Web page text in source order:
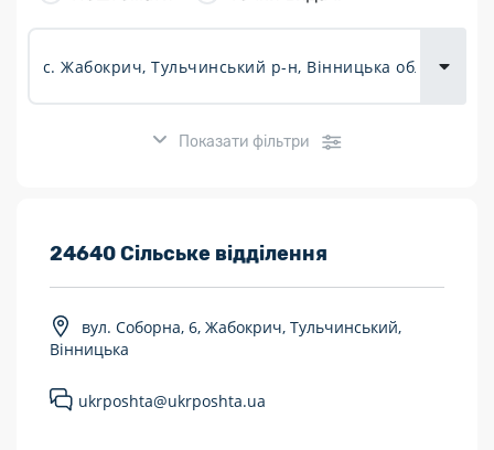
Показати фільтри
Розклад роботи:
Працюють після 19:00
24640 Сільське відділення
вул. Соборна, 6, Жабокрич, Тульчинський,
Вінницька
ukrposhta@ukrposhta.ua